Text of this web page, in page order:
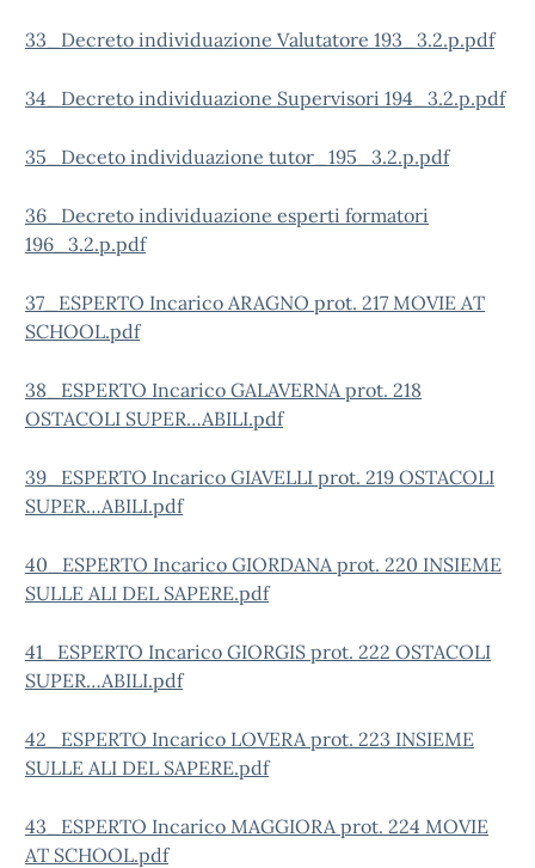
33_Decreto individuazione Valutatore 193_3.2.p.pdf
34_Decreto individuazione Supervisori 194_3.2.p.pdf
35_Deceto individuazione tutor_195_3.2.p.pdf
36_Decreto individuazione esperti formatori
196_3.2.p.pdf
37_ESPERTO Incarico ARAGNO prot. 217 MOVIE AT
SCHOOL.pdf
38_ESPERTO Incarico GALAVERNA prot. 218
OSTACOLI SUPER…ABILI.pdf
39_ESPERTO Incarico GIAVELLI prot. 219 OSTACOLI
SUPER…ABILI.pdf
40_ESPERTO Incarico GIORDANA prot. 220 INSIEME
SULLE ALI DEL SAPERE.pdf
41_ESPERTO Incarico GIORGIS prot. 222 OSTACOLI
SUPER…ABILI.pdf
42_ESPERTO Incarico LOVERA prot. 223 INSIEME
SULLE ALI DEL SAPERE.pdf
43_ESPERTO Incarico MAGGIORA prot. 224 MOVIE
AT SCHOOL.pdf